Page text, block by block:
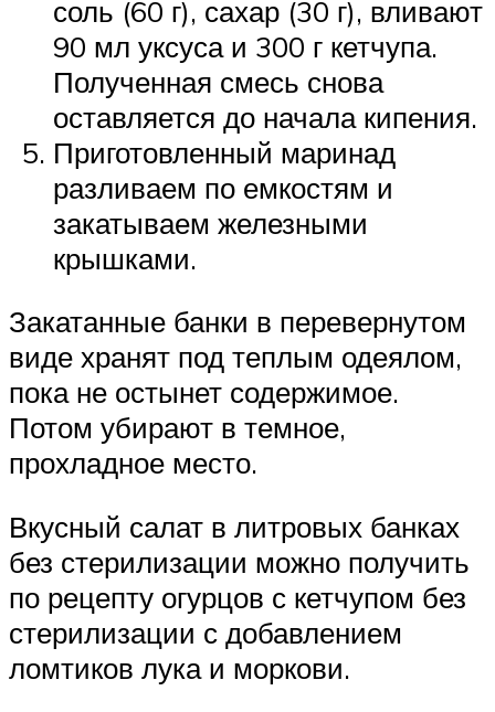
соль (60 г), сахар (30 г), вливают
90 мл уксуса и 300 г кетчупа.
Полученная смесь снова
оставляется до начала кипения.
Приготовленный маринад
разливаем по емкостям и
закатываем железными
крышками.
Закатанные банки в перевернутом
виде хранят под теплым одеялом,
пока не остынет содержимое.
Потом убирают в темное,
прохладное место.
Вкусный салат в литровых банках
без стерилизации можно получить
по рецепту огурцов с кетчупом без
стерилизации с добавлением
ломтиков лука и моркови.